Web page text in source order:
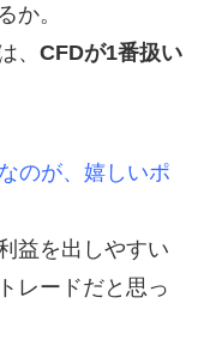
か。
、 CFDが1番扱い
のが、嬉しいポ
益を出しやすい
レードだと思っ